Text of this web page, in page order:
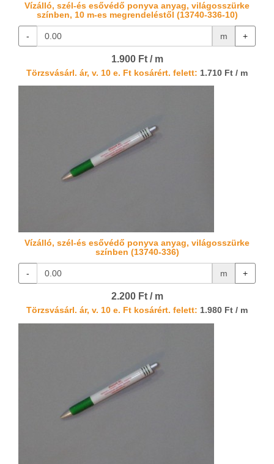
Vízálló, szél-és esővédő ponyva anyag, világosszürke
színben, 10 m-es megrendeléstől (13740-336-10)
- m +
1.900 Ft / m
Törzsvásárl. ár, v. 10 e. Ft kosárért. felett: 1.710 Ft / m
Vízálló, szél-és esővédő ponyva anyag, világosszürke
színben (13740-336)
- m +
2.200 Ft / m
Törzsvásárl. ár, v. 10 e. Ft kosárért. felett: 1.980 Ft / m